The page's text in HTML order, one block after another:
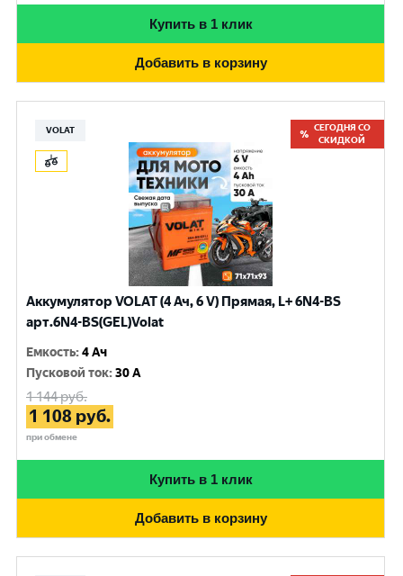
Купить в 1 клик
Добавить в корзину
VOLAT
СЕГОДНЯ СО
СКИДКОЙ
Аккумулятор VOLAT (4 Ач, 6 V) Прямая, L+ 6N4-BS
арт.6N4-BS(GEL)Volat
Емкость:4 Ач
Пусковой ток:30 A
1 144руб.
1 108 руб.
при обмене
Купить в 1 клик
Добавить в корзину